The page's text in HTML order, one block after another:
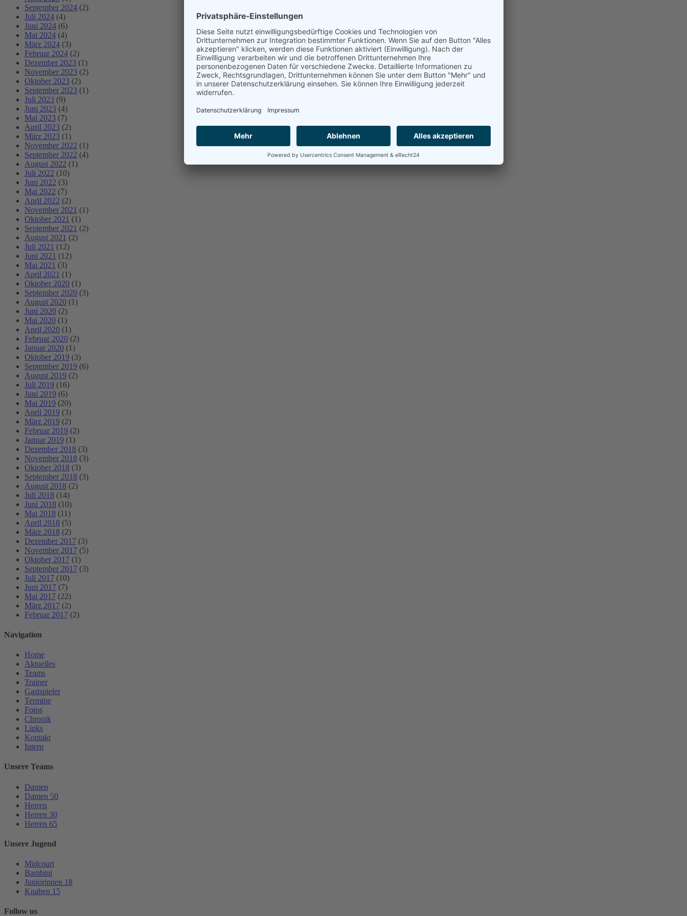
September 2024 (2)
Juli 2024 (4)
Juni 2024 (6)
Mai 2024 (4)
März 2024 (3)
Februar 2024 (2)
Dezember 2023 (1)
November 2023 (2)
Oktober 2023 (2)
September 2023 (1)
Juli 2023 (9)
Juni 2023 (4)
Mai 2023 (7)
April 2023 (2)
März 2023 (1)
November 2022 (1)
September 2022 (4)
August 2022 (1)
Juli 2022 (10)
Juni 2022 (3)
Mai 2022 (7)
April 2022 (2)
November 2021 (1)
Oktober 2021 (1)
September 2021 (2)
August 2021 (2)
Juli 2021 (12)
Juni 2021 (12)
Mai 2021 (3)
April 2021 (1)
Oktober 2020 (1)
September 2020 (3)
August 2020 (1)
Juni 2020 (2)
Mai 2020 (1)
April 2020 (1)
Februar 2020 (2)
Januar 2020 (1)
Oktober 2019 (3)
September 2019 (6)
August 2019 (2)
Juli 2019 (16)
Juni 2019 (6)
Mai 2019 (20)
April 2019 (3)
März 2019 (2)
Februar 2019 (2)
Januar 2019 (1)
Dezember 2018 (3)
November 2018 (3)
Oktober 2018 (3)
September 2018 (3)
August 2018 (2)
Juli 2018 (14)
Juni 2018 (10)
Mai 2018 (11)
April 2018 (5)
März 2018 (2)
Dezember 2017 (3)
November 2017 (5)
Oktober 2017 (1)
September 2017 (3)
Juli 2017 (10)
Juni 2017 (7)
Mai 2017 (22)
März 2017 (2)
Februar 2017 (2)
Navigation
Home
Aktuelles
Teams
Trainer
Gastspieler
Termine
Fotos
Chronik
Links
Kontakt
Intern
Unsere Teams
Damen
Damen 50
Herren
Herren 30
Herren 65
Unsere Jugend
Midcourt
Bambini
Juniorinnen 18
Knaben 15
Follow us